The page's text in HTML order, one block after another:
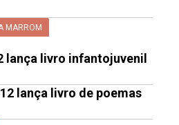
MARROM
lança livro infantojuvenil
lança livro de poemas